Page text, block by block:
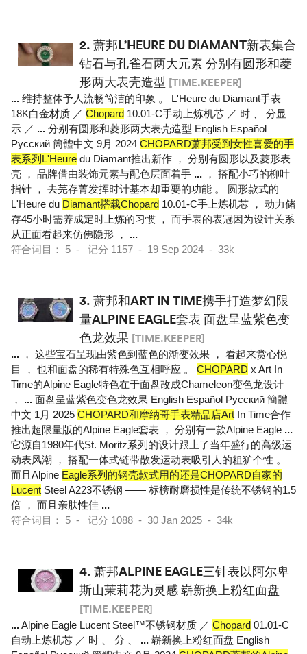
2. 萧邦L’HEURE DU DIAMANT新表集合
钻石与孔雀石两大元素 分别有圆形和菱
形两大表壳造型 [TIME.KEEPER]
... 维持整体予人流畅简洁的印象 。 L'Heure du Diamant手表
18K白金材质 ／ Chopard 10.01-C手动上炼机芯 ／ 时 、 分显
示 ／ ... 分别有圆形和菱形两大表壳造型 English Español
Pусский 簡體中文 9月 2024 CHOPARD萧邦受到女性喜爱的手
表系列L'Heure du Diamant推出新作 ， 分别有圆形以及菱形表
壳 ， 品牌借由装饰元素与配色层面着手 ... ， 搭配小巧的柳叶
指针 ， 去芜存菁发挥时计基本却重要的功能 。 圆形款式的
L'Heure du Diamant搭载Chopard 10.01-C手上炼机芯 ， 动力储
存45小时需养成定时上炼的习惯 ， 而手表的表冠因为设计关系
从正面看起来仿佛隐形 ， ...
符合词目： 5 - 记分 1157 - 19 Sep 2024 - 33k
3. 萧邦和ART IN TIME携手打造梦幻限
量ALPINE EAGLE套表 面盘呈蓝紫色变
色龙效果 [TIME.KEEPER]
... ， 这些宝石呈现由紫色到蓝色的渐变效果 ， 看起来赏心悦
目 ， 也和面盘的稀有特殊色互相呼应 。 CHOPARD x Art In
Time的Alpine Eagle特色在于面盘改成Chameleon变色龙设计
， ... 面盘呈蓝紫色变色龙效果 English Español Pусский 簡體
中文 1月 2025 CHOPARD和摩纳哥手表精品店Art In Time合作
推出超限量版的Alpine Eagle套表 ， 分别有一款Alpine Eagle ...
它源自1980年代St. Moritz系列的设计跟上了当年盛行的高级运
动表风潮 ， 搭配一体式链带散发运动表吸引人的粗犷个性 。
而且Alpine Eagle系列的钢壳款式用的还是CHOPARD自家的
Lucent Steel A223不锈钢 —— 标榜耐磨损性是传统不锈钢的1.5
倍 ， 而且亲肤性佳 ...
符合词目： 5 - 记分 1088 - 30 Jan 2025 - 34k
4. 萧邦ALPINE EAGLE三针表以阿尔卑
斯山茉莉花为灵感 崭新换上粉红面盘
[TIME.KEEPER]
...Alpine Eagle Lucent Steel™不锈钢材质 ／ Chopard 01.01-C
自动上炼机芯 ／ 时 、 分 、 ... 崭新换上粉红面盘 English